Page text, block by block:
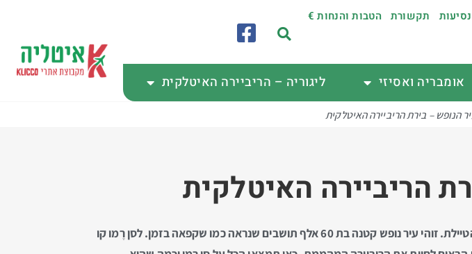
תקשורת הטבות והנחות €
אומבריה ואסיזי ליגוריה – הריביירה האיטלקית
הנופש – בירת הריביירה האיטלקית
הריביירה האיטלקית
סן רֶמו Sanremo היא עיר חוף מקסימה, מלאה בבתי מלון הפזורים לאורך קו החוף והטיילת. זוהי עיר נופש קטנה בת 60 אלף תושבים שנראה כמו שקפאה בזמן. לסן רֶמו קו